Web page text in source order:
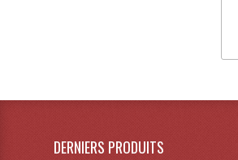
DERNIERS PRODUITS